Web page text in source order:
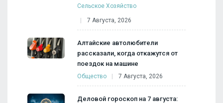
Сельское Хозяйство
7 Августа, 2026
Алтайские автолюбители
рассказали, когда откажутся от
поездок на машине
Общество 7 Августа, 2026
Деловой гороскоп на 7 августа: